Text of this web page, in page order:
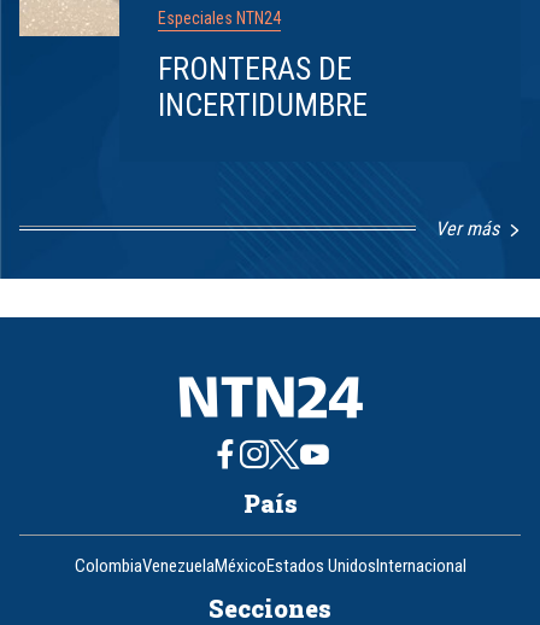
Especiales NTN24
FRONTERAS DE
INCERTIDUMBRE
Ver más
8
País
ColombiaVenezuelaMéxicoEstados UnidosInternacional
Secciones